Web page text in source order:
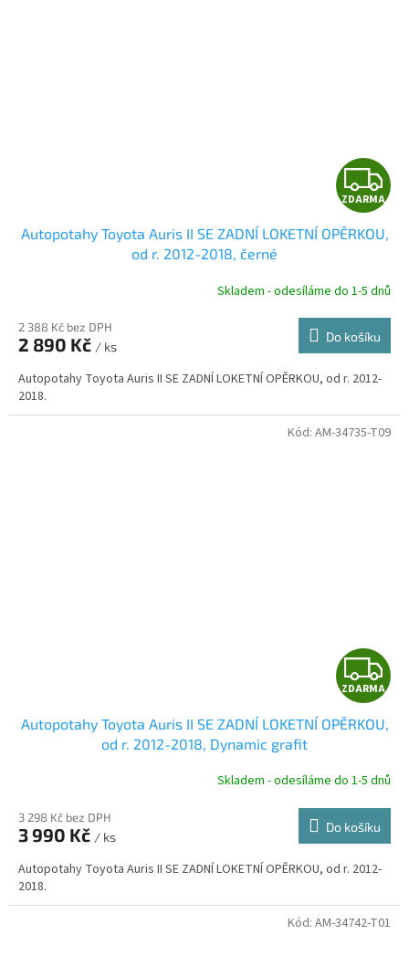
Z
D
R
ZDARMA
Autopotahy Toyota Auris II SE ZADNÍ LOKETNÍ OPĚRKOU,
od r. 2012-2018, černé
Skladem - odesíláme do 1-5 dnů
2 388 Kč bez DPH
2 890 Kč / ks
Do košíku
Autopotahy Toyota Auris II SE ZADNÍ LOKETNÍ OPĚRKOU, od r. 2012-
2018.
Z
D
R
ZDARMA
Autopotahy Toyota Auris II SE ZADNÍ LOKETNÍ OPĚRKOU,
od r. 2012-2018, Dynamic grafit
Skladem - odesíláme do 1-5 dnů
3 298 Kč bez DPH
3 990 Kč / ks
Do košíku
Autopotahy Toyota Auris II SE ZADNÍ LOKETNÍ OPĚRKOU, od r. 2012-
2018.
Kód: AM-34735-T09
Kód: AM-34742-T01